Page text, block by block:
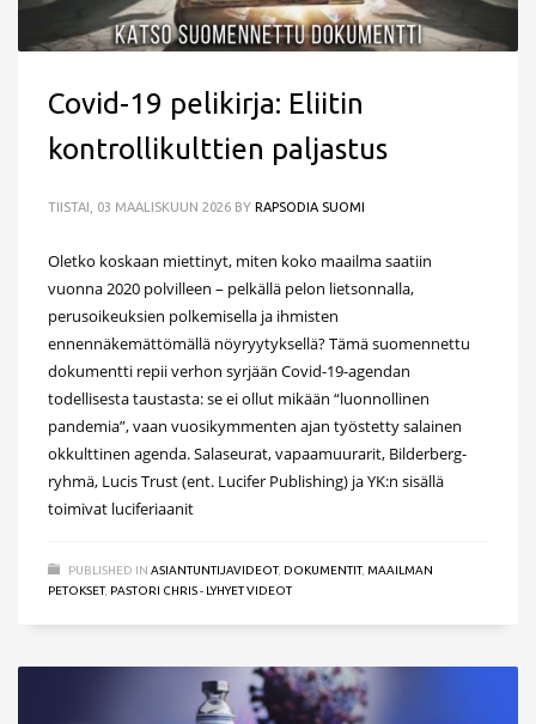
Covid-19 pelikirja: Eliitin
kontrollikulttien paljastus
TIISTAI, 03 MAALISKUUN 2026 BY RAPSODIA SUOMI
Oletko koskaan miettinyt, miten koko maailma saatiin
vuonna 2020 polvilleen – pelkällä pelon lietsonnalla,
perusoikeuksien polkemisella ja ihmisten
ennennäkemättömällä nöyryytyksellä? Tämä suomennettu
dokumentti repii verhon syrjään Covid-19-agendan
todellisesta taustasta: se ei ollut mikään “luonnollinen
pandemia”, vaan vuosikymmenten ajan työstetty salainen
okkulttinen agenda. Salaseurat, vapaamuurarit, Bilderberg-
ryhmä, Lucis Trust (ent. Lucifer Publishing) ja YK:n sisällä
toimivat luciferiaanit
PUBLISHED IN ASIANTUNTIJAVIDEOT, DOKUMENTIT, MAAILMAN
PETOKSET, PASTORI CHRIS - LYHYET VIDEOT